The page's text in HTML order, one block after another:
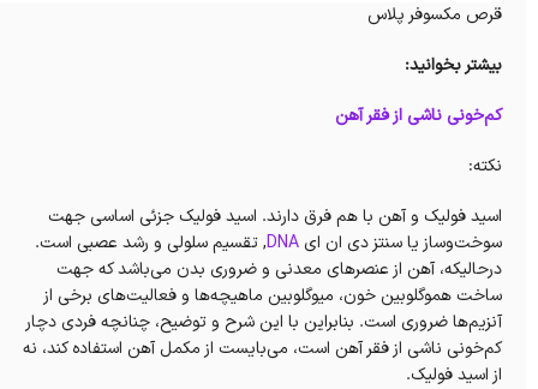
قرص مکسوفر پلاس
بیشتر بخوانید:
کم‌خونی ناشی از فقر آهن
نکته:
اسید فولیک و آهن با هم فرق دارند. اسید فولیک جزئی اساسی جهت
سوخت‌وساز یا سنتز دی ان ایDNA, تقسیم سلولی و رشد عصبی است.
درحالیکه، آهن از عنصرهای معدنی و ضروری بدن می‌باشد که جهت
ساخت هموگلوبین خون، میوگلوبین ماهیچه‌ها و فعالیت‌های برخی از
آنزیم‌ها ضروری است. بنابراین با این شرح و توضیح، چنانچه فردی دچار
کم‌خونی ناشی از فقر آهن است، می‌بایست از مکمل آهن استفاده کند، نه
از اسید فولیک.